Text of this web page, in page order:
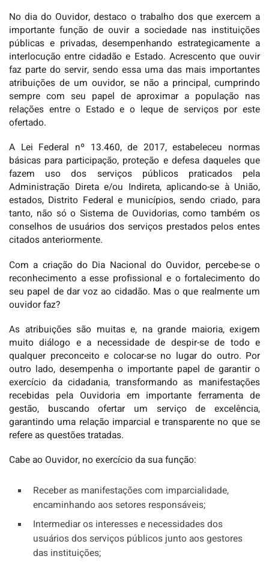
No dia do Ouvidor, destaco o trabalho dos que exercem a
importante função de ouvir a sociedade nas instituições
públicas e privadas, desempenhando estrategicamente a
interlocução entre cidadão e Estado. Acrescento que ouvir
faz parte do servir, sendo essa uma das mais importantes
atribuições de um ouvidor, se não a principal, cumprindo
sempre com seu papel de aproximar a população nas
relações entre o Estado e o leque de serviços por este
ofertado.
A Lei Federal nº 13.460, de 2017, estabeleceu normas
básicas para participação, proteção e defesa daqueles que
fazem uso dos serviços públicos praticados pela
Administração Direta e/ou Indireta, aplicando-se à União,
estados, Distrito Federal e municípios, sendo criado, para
tanto, não só o Sistema de Ouvidorias, como também os
conselhos de usuários dos serviços prestados pelos entes
citados anteriormente.
Com a criação do Dia Nacional do Ouvidor, percebe-se o
reconhecimento a esse profissional e o fortalecimento do
seu papel de dar voz ao cidadão. Mas o que realmente um
ouvidor faz?
As atribuições são muitas e, na grande maioria, exigem
muito diálogo e a necessidade de despir-se de todo e
qualquer preconceito e colocar-se no lugar do outro. Por
outro lado, desempenha o importante papel de garantir o
exercício da cidadania, transformando as manifestações
recebidas pela Ouvidoria em importante ferramenta de
gestão, buscando ofertar um serviço de excelência,
garantindo uma relação imparcial e transparente no que se
refere as questões tratadas.
Cabe ao Ouvidor, no exercício da sua função:
Receber as manifestações com imparcialidade,
encaminhando aos setores responsáveis;
Intermediar os interesses e necessidades dos
usuários dos serviços públicos junto aos gestores
das instituições;